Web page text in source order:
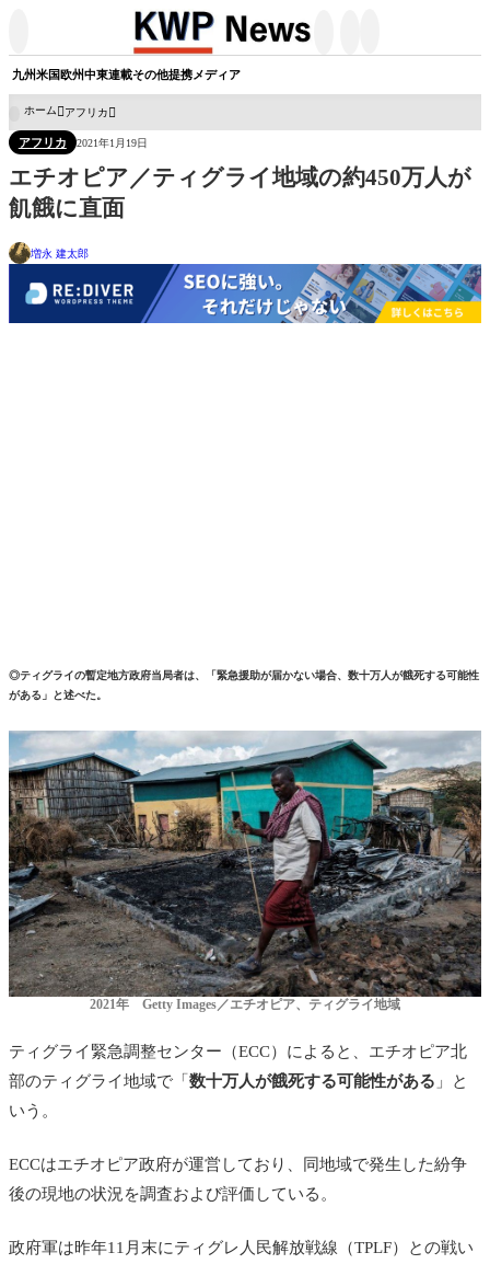
九州米国欧州中東連載その他提携メディア
ホーム アフリカ
アフリカ 2021年1月19日
エチオピア／ティグライ地域の約450万人が
飢餓に直面
増永 建太郎
◎ティグライの暫定地方政府当局者は、「緊急援助が届かない場合、数十万人が餓死する可能性
がある」と述べた。
2021年 Getty Images／エチオピア、ティグライ地域
ティグライ緊急調整センター（ECC）によると、エチオピア北
部のティグライ地域で「 数十万人が餓死する可能性がある 」と
いう。
ECCはエチオピア政府が運営しており、同地域で発生した紛争
後の現地の状況を調査および評価している。
政府軍は昨年11月末にティグレ人民解放戦線（TPLF）との戦い